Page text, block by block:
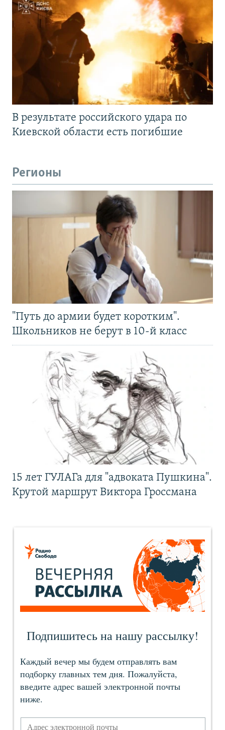
В результате российского удара по
Киевской области есть погибшие
Регионы
"Путь до армии будет коротким".
Школьников не берут в 10-й класс
15 лет ГУЛАГа для "адвоката Пушкина".
Крутой маршрут Виктора Гроссмана